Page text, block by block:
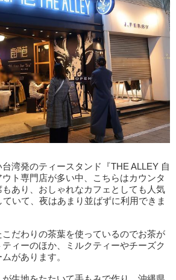
湾発のティースタンド『THE ALLEY 自
ト専門店が多い中、こちらはカウンタ
あり、おしゃれなカフェとしても人気
いて、夜はあまり並ばずに利用できま
だわりの茶葉を使っているのでお茶が
ィーのほか、ミルクティーやチーズク
があります。